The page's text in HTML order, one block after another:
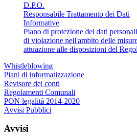
D.P.O.
Responsabile Trattamento dei Dati
Informative
Piano di protezione dei dati
di violazione nell'ambito delle
attuazione alle disposizioni del
Whistleblowing
Piani di informatizzazione
Revisore dei conti
Regolamenti Comunali
PON legalità 2014-2020
Avvisi Pubblici
Avvisi